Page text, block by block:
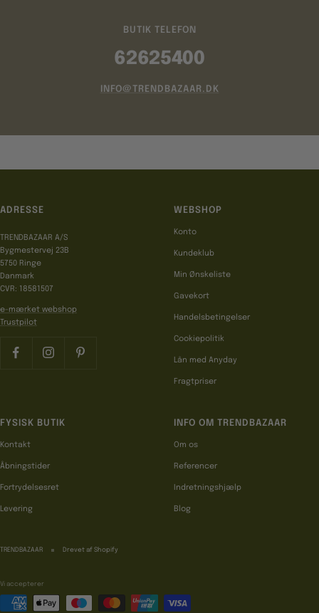
BUTIK TELEFON
62625400
INFO@TRENDBAZAAR.DK
ADRESSE
TRENDBAZAAR A/S
Bygmestervej 23B
5750 Ringe
Danmark
CVR: 18581507
e-mærket webshop
Trustpilot
WEBSHOP
Konto
Kundeklub
Min Ønskeliste
Gavekort
Handelsbetingelser
Cookiepolitik
Lån med Anyday
Fragtpriser
FYSISK BUTIK
Kontakt
Åbningstider
Fortrydelsesret
Levering
INFO OM TRENDBAZAAR
Om os
Referencer
Indretningshjælp
Blog
TRENDBAZAAR Drevet af Shopify
Vi accepterer